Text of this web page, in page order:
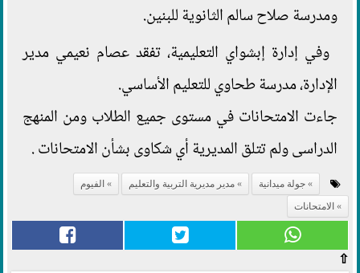
ومدرسة صلاح سالم الثانوية للبنين.
وفي إدارة إبشواي التعليمية، تفقد عصام نعيمي مدير
الإدارة، مدرسة طحاوي للتعليم الأساسي.
جاءت الامتحانات في مستوى جميع الطلاب ومن المنهج
الدراسى ولم تتلق المديرية أي شكاوى بشأن الامتحانات .
جولة ميدانية مدير مديرية التربية والتعليم
الفيوم
الامتحانات
⇧